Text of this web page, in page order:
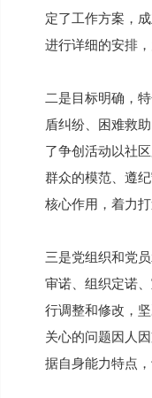
定了工作方案，
进行详细的安排
二是目标明确，
盾纠纷、困难救
了争创活动以社
群众的模范、遵
核心作用，着力
三是党组织和党
审诺、组织定诺
行调整和修改，
关心的问题因人
据自身能力特点